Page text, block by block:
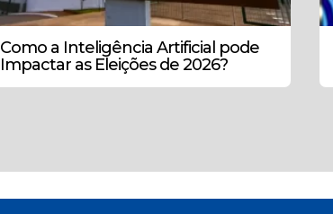
Como a Inteligência Artificial pode
Impactar as Eleições de 2026?